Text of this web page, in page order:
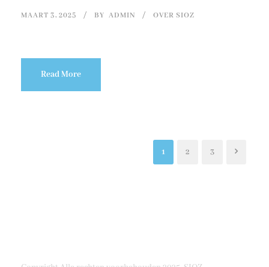
MAART 3, 2025 BY ADMIN OVER SIOZ
Read More
1 2 3